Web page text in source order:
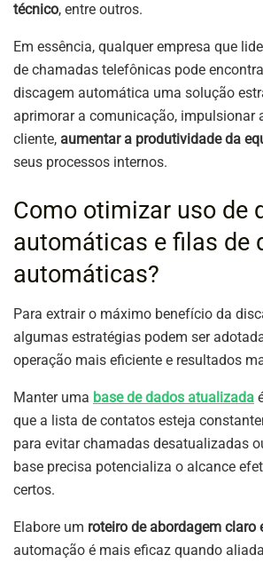
técnico, entre outros.
Em essência, qualquer empresa que
de chamadas telefônicas pode
discagem automática uma solução
aprimorar a comunicação, impulsionar
cliente, aumentar a produtividade da
seus processos internos.
Como otimizar uso de
automáticas e filas de
automáticas?
Para extrair o máximo benefício da
algumas estratégias podem ser
operação mais eficiente e resultados
Manter uma base de dados atualizada
que a lista de contatos esteja
para evitar chamadas desatualizadas
base precisa potencializa o alcance
certos.
Elabore um roteiro de abordagem claro
automação é mais eficaz quando